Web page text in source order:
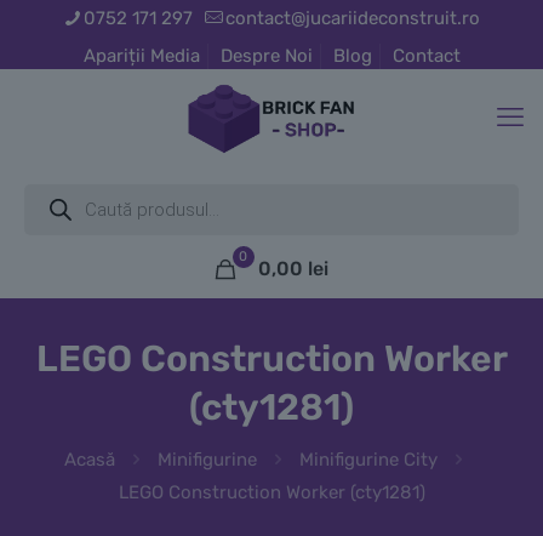
0752 171 297
contact@jucariideconstruit.ro
Apariții Media
Despre Noi Blog Contact
search
0
0,00 lei
LEGO Construction Worker
(cty1281)
Acasă Minifigurine
Minifigurine City
LEGO Construction Worker (cty1281)